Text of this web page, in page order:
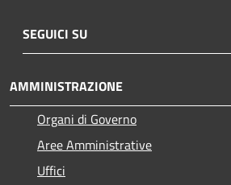
SEGUICI SU
AMMINISTRAZIONE
Organi di Governo
Aree Amministrative
Uffici